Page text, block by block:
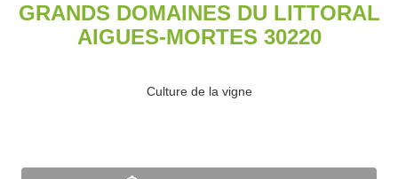
GRANDS DOMAINES DU LITTORAL
AIGUES-MORTES 30220
Culture de la vigne